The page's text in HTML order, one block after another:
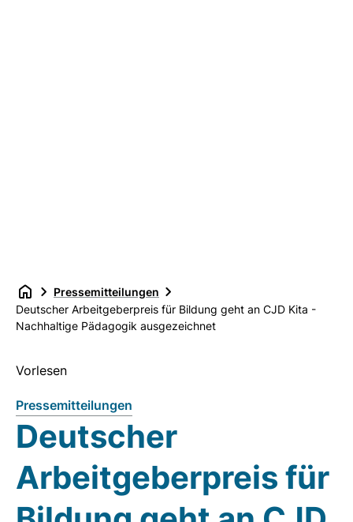
Pressemitteilungen
Deutscher Arbeitgeberpreis für Bildung geht an CJD Kita -
Nachhaltige Pädagogik ausgezeichnet
Vorlesen
Pressemitteilungen
Deutscher
Arbeitgeberpreis für